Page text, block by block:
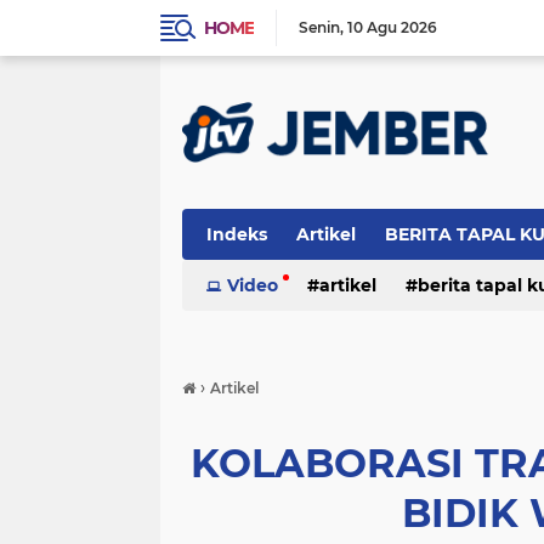
HOME Senin 10 Agu 2026
Indeks Artikel BERITA TAPAL
PERISTIWA
Video artikel berita tapal
› Artikel
KOLABORASI
BIDIK